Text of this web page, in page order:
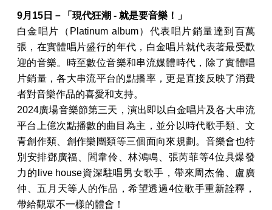
9月15日－「現代狂潮 - 就是要音樂！」
白金唱片（ Platinum album） 代表 唱片銷量達到 百萬
張 ， 在實體唱片盛行的年代 ， 白金唱片就代表著最受歡
迎的音樂。時至數位音樂和串流媒體時代， 除了實體唱
片銷量 ，各大串流平台的點播率，更是直接反映了消費
者對音樂作品的喜愛和支持。
2024廣場音樂節第三天，演出即 以白金唱片及各大串流
平台上億次點播數的曲目為主，並分 以時代歌手類、文
青創作類、 創作樂團類等三個面向來規劃。 音樂會也特
別安排鄧廣福、閻韋伶、林鴻鳴、張芮菲等4位具爆發
力的live house資深駐唱男女歌手 ，帶來周杰倫、盧廣
仲、五月天等人的作品，希望透過4位歌手重新詮釋，
帶給觀眾不一樣的體會！